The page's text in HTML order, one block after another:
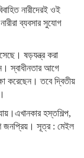
নারীদেরই ওই
ব্যবসার সুযোগ
ষড়যন্ত্র করা
স্বাধীনতার আগে
করেছেন। তবে দ্বিতীয়
হস্তশিল্প,
জনপ্রিয়। সূত্র : মেইল